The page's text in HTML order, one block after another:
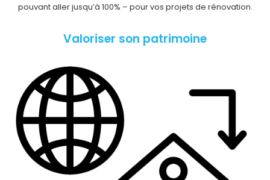
pouvant aller jusqu’à 100% – pour vos projets de rénovation.
Valoriser son patrimoine